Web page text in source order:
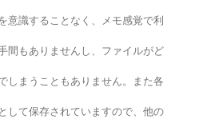
することなく、メモ感覚で利
もありませんし、ファイルがど
まうこともありません。また各
て保存されていますので、他の